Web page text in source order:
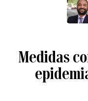
Medidas